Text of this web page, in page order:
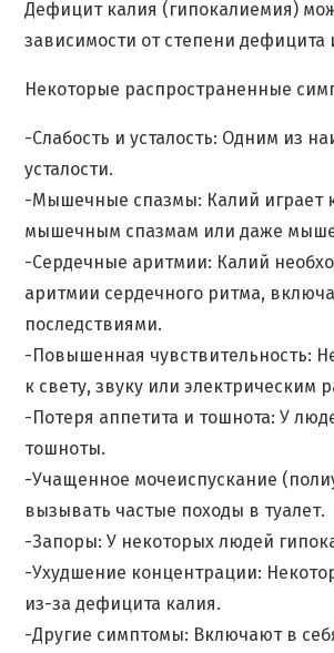
Дефицит калия (гипокалиемия)
зависимости от степени
Некоторые распространенные
-Слабость и усталость: Одним из
усталости.
-Мышечные спазмы: Калий играет
мышечным спазмам или даже
-Сердечные аритмии: Калий
аритмии сердечного ритма,
последствиями.
-Повышенная чувствительность:
к свету, звуку или электрическим
-Потеря аппетита и тошнота: У
тошноты.
-Учащенное мочеиспускание
вызывать частые походы в туалет.
-Запоры: У некоторых людей
-Ухудшение концентрации:
из-за дефицита калия.
-Другие симптомы: Включают в